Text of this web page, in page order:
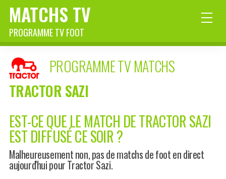
MATCHS TV
PROGRAMME TV FOOT
PROGRAMME TV MATCHS
TRACTOR SAZI
EST-CE QUE LE MATCH DE TRACTOR SAZI
EST DIFFUSÉ CE SOIR ?
Malheureusement non, pas de matchs de foot en direct
aujourd'hui pour Tractor Sazi.